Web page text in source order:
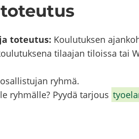
to­teu­tus: Kou­lu­tuk­sen
ti­laa­jan ti­lois­sa tai
ryhmä.
ryh­mäl­le? Pyydä tar­jous